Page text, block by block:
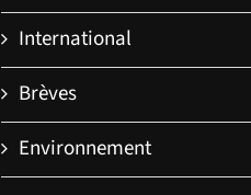
International
Brèves
Environnement